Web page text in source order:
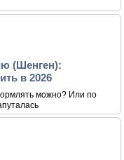
(Шенген):
в 2026
можно? Или по